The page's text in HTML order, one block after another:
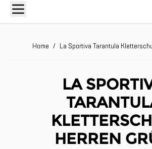
Home / La Sportiva Tarantula
LA
HERREN